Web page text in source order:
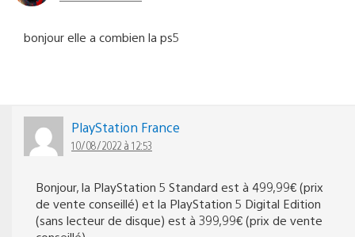
bonjour elle a combien la ps5
PlayStation France
10/08/2022 à 12:53
Bonjour, la PlayStation 5 Standard est à 499,99€ (prix
de vente conseillé) et la PlayStation 5 Digital Edition
(sans lecteur de disque) est à 399,99€ (prix de vente